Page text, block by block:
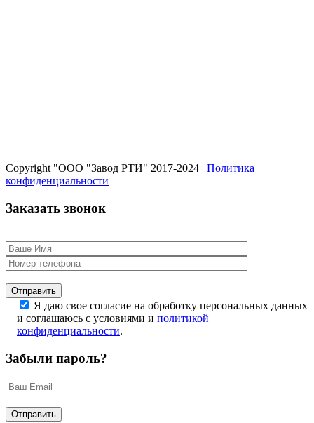
Copyright "ООО "Завод РТИ" 2017-2024 | Политика
конфиденциальности
Заказать звонок
Я даю свое согласие на обработку персональных данных
и соглашаюсь с условиями и политикой
конфиденциальности.
Забыли пароль?